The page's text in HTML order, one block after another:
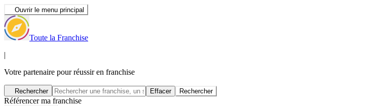
Ouvrir le menu principal
Toute la Franchise
|
Votre partenaire pour réussir en franchise
Rechercher Effacer Rechercher
Référencer ma franchise